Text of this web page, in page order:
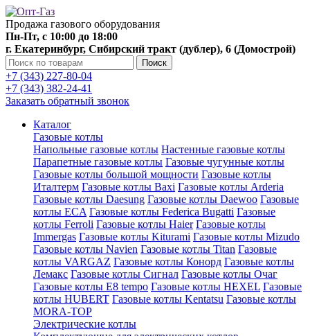
Продажа газового оборудования
Пн-Пт, с 10:00 до 18:00
г. Екатеринбург, Сибирский тракт (дублер), 6 (Домострой)
Поиск
+7 (343) 227-80-04
+7 (343) 382-24-41
Заказать обратный звонок
Каталог
Газовые котлы
Напольные газовые котлы Настенные газовые котлы
Парапетные газовые котлы Газовые чугунные котлы
Газовые котлы большой мощности Газовые котлы
Италтерм Газовые котлы Baxi Газовые котлы Arderia
Газовые котлы Daesung Газовые котлы Daewoo Газовые
котлы ECA Газовые котлы Federica Bugatti Газовые
котлы Ferroli Газовые котлы Haier Газовые котлы
Immergas Газовые котлы Kiturami Газовые котлы Mizudo
Газовые котлы Navien Газовые котлы Titan Газовые
котлы VARGAZ Газовые котлы Конорд Газовые котлы
Лемакс Газовые котлы Сигнал Газовые котлы Очаг
Газовые котлы E8 tempo Газовые котлы HEXEL Газовые
котлы HUBERT Газовые котлы Kentatsu Газовые котлы
MORA-TOP
Электрические котлы